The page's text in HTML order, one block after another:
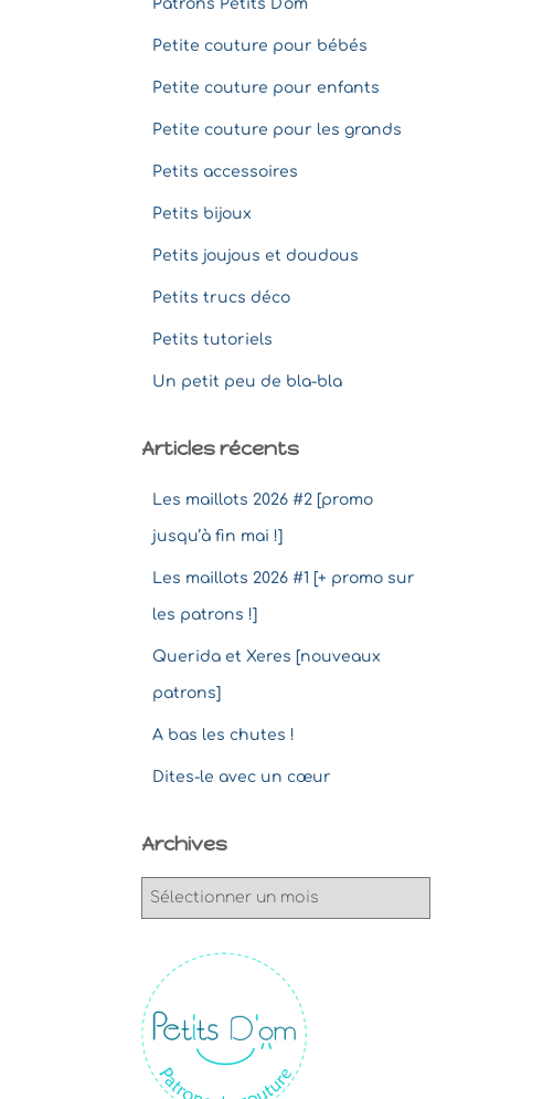
Patrons Petits D'om
Petite couture pour bébés
Petite couture pour enfants
Petite couture pour les grands
Petits accessoires
Petits bijoux
Petits joujous et doudous
Petits trucs déco
Petits tutoriels
Un petit peu de bla-bla
Articles récents
Les maillots 2026 #2 [promo
jusqu’à fin mai !]
Les maillots 2026 #1 [+ promo sur
les patrons !]
Querida et Xeres [nouveaux
patrons]
A bas les chutes !
Dites-le avec un cœur
Archives
v
e
s